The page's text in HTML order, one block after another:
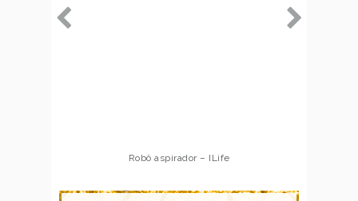
Robô aspirador – ILife